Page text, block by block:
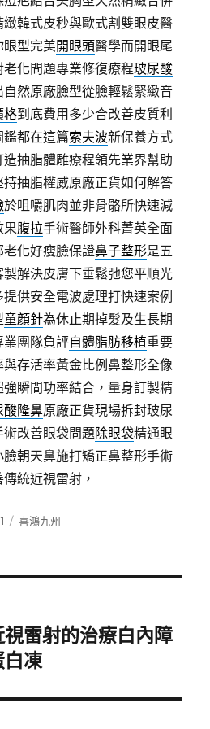
緻韓式皮秒與歐式割雙眼皮醫
眼型完美開眼頭醫學而開眼尾
化問題專業修復療程玻尿酸
然原廠臉型從臉輕鬆緊緻音
格到底費用多少合改善皮質利
鑑都在這篇索夫波新保養方式
抽脂體雕療程領先業界幫助
抽脂權威原廠正貨如何解答
於咀嚼肌肉並非骨骼所快速減
果腹拉手術醫師外科菁英全面
化好瘦臉保證鼻子整形是五
解決皮膚下垂鬆弛您平順光
提供安全電波處理打快速案例
童顏針為休止期掉髮及生長期
業團隊負評自體脂肪移植重要
存活率黃金比例鼻整形全像
強瞬間功率結合，量身訂製精
酸隆鼻原廠正貨現場拆封玻尿
改善眼袋問題除眼袋精通眼
朝天鼻施打矯正鼻整形手術
統近視雷射，
分
喜鴻九州
雷射的治療白內障
白凍